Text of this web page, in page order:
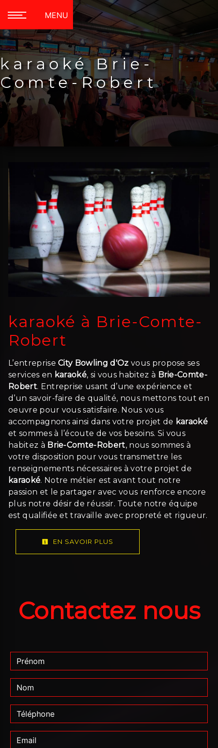
MENU
karaoké Brie-
Comte-Robert
karaoké à Brie-Comte-
Robert
L’entrepriseCity Bowling d'Oz vous propose ses
services en karaoké, si vous habitez à Brie-Comte-
Robert. Entreprise usant d’une expérience et
d’un savoir-faire de qualité, nous mettons tout en
oeuvre pour vous satisfaire. Nous vous
accompagnons ainsi dans votre projet de karaoké
et sommes à l’écoute de vos besoins. Si vous
habitez à Brie-Comte-Robert, nous sommes à
votre disposition pour vous transmettre les
renseignements nécessaires à votre projet de
karaoké. Notre métier est avant tout notre
passion et le partager avec vous renforce encore
plus notre désir de réussir. Toute notre équipe
est qualifiée et travaille avec propreté et rigueur.
EN SAVOIR PLUS
Contactez nous
Panneau de gestion des cookies